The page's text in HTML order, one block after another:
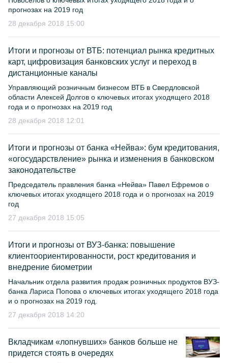
прогнозах на 2019 год
28 декабря 2018 15:00
Итоги и прогнозы от ВТБ: потенциал рынка кредитных
карт, цифровизация банковских услуг и переход в
дистанционные каналы
Управляющий розничным бизнесом ВТБ в Свердловской
области Алексей Долгов о ключевых итогах уходящего 2018
года и о прогнозах на 2019 год
28 декабря 2018 12:01
Итоги и прогнозы от банка «Нейва»: бум кредитования,
«огосударствление» рынка и изменения в банковском
законодательстве
Председатель правления банка «Нейва» Павел Ефремов о
ключевых итогах уходящего 2018 года и о прогнозах на 2019
год
27 декабря 2018 15:05
Итоги и прогнозы от ВУЗ-банка: повышение
клиентоориентированности, рост кредитования и
внедрение биометрии
Начальник отдела развития продаж розничных продуктов ВУЗ-
банка Лариса Попова о ключевых итогах уходящего 2018 года
и о прогнозах на 2019 год.
27 декабря 2018 14:20
Вкладчикам «лопнувших» банков больше не
придется стоять в очередях